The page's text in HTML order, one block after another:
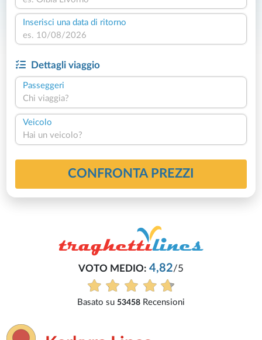
Inserisci una data di ritorno
Dettagli viaggio
Passeggeri
Chi viaggia?
Veicolo
Hai un veicolo?
CONFRONTA PREZZI